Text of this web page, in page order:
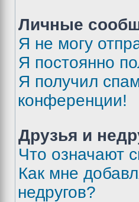
Личные
Я не могу
Я постоянно
Я получил
конференции!
Друзья и
Что означают
Как мне
недругов?